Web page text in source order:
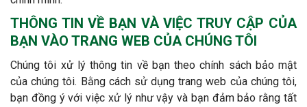
THÔNG TIN VỀ BẠN VÀ VIỆC TRUY CẬP CỦA
BẠN VÀO TRANG WEB CỦA CHÚNG TÔI
Chúng tôi xử lý thông tin về bạn theo chính sách bảo mật
của chúng tôi. Bằng cách sử dụng trang web của chúng tôi,
bạn đồng ý với việc xử lý như vậy và bạn đảm bảo rằng tất